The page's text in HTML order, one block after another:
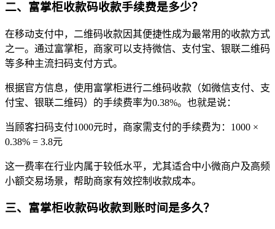
二、富掌柜收款码收款手续费是多少？
在移动支付中，二维码收款因其便捷性成为最常用的收款方式
之一。通过富掌柜，商家可以支持微信、支付宝、银联二维码
等多种主流扫码支付方式。
根据官方信息，使用富掌柜进行二维码收款（如微信支付、支
付宝、银联二维码）的手续费率为0.38%。也就是说：
当顾客扫码支付1000元时，商家需支付的手续费为：1000 ×
0.38% = 3.8元
这一费率在行业内属于较低水平，尤其适合中小微商户及高频
小额交易场景，帮助商家有效控制收款成本。
三、富掌柜收款码收款到账时间是多久？